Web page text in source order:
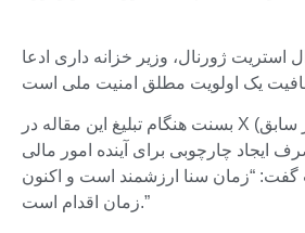
استریت ژورنال، وزیر خزانه داری ادعا
بسنت هنگام تبلیغ این مقاله در X (توئیتر سابق) نوشت: “کنگره
ایجاد چارچوبی برای آینده امور مالی
“زمان سنا ارزشمند است و اکنون
زمان اقدام است.”